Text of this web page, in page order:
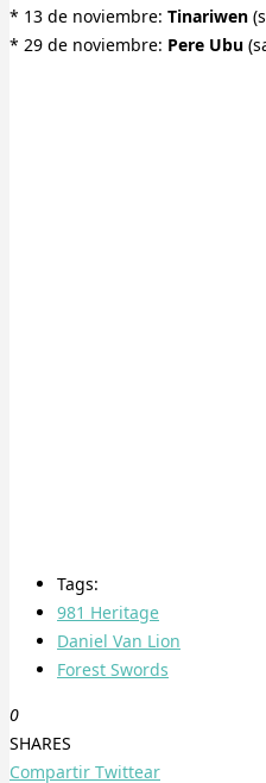
* 13 de noviembre: Tinariwen
* 29 de noviembre: Pere Ubu
Tags:
981 Heritage
Daniel Van Lion
Forest Swords
0
SHARES
Compartir Twittear